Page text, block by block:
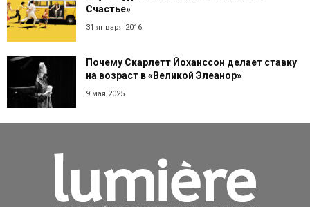
Счастье»
31 января 2016
Почему Скарлетт Йоханссон делает ставку
на возраст в «Великой Элеанор»
9 мая 2025